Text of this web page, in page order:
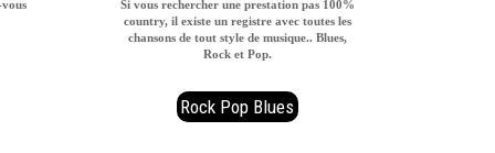
Si vous rechercher une prestation pas 100%
country, il existe un registre avec toutes les
chansons de tout style de musique.. Blues,
Rock et Pop.
Rock Pop Blues